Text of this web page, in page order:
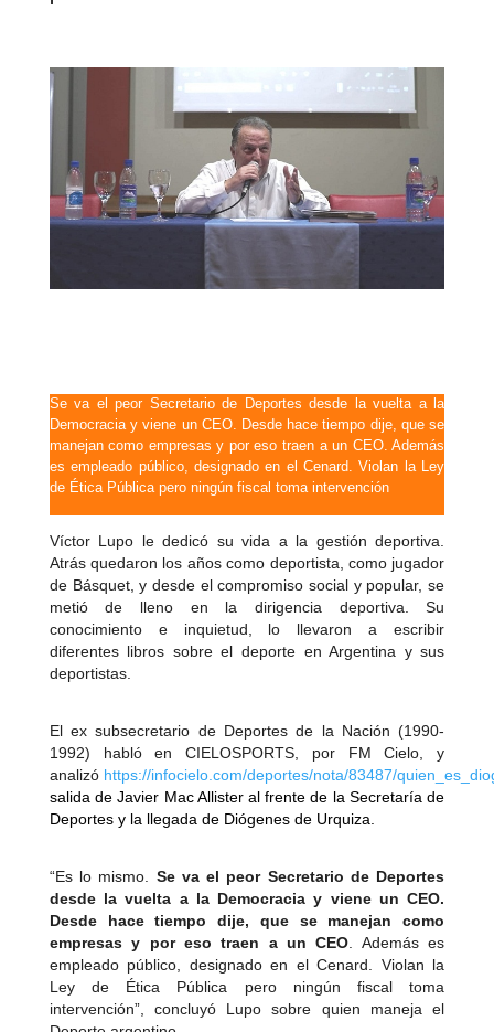
Se va el peor Secretario de Deportes desde la vuelta a la
Democracia y viene un CEO. Desde hace tiempo dije, que se
manejan como empresas y por eso traen a un CEO. Además
es empleado público, designado en el Cenard. Violan la Ley
de Ética Pública pero ningún fiscal toma intervención
Víctor Lupo le dedicó su vida a la gestión deportiva.
Atrás quedaron los años como deportista, como jugador
de Básquet, y desde el compromiso social y popular, se
metió de lleno en la dirigencia deportiva. Su
conocimiento e inquietud, lo llevaron a escribir
diferentes libros sobre el deporte en Argentina y sus
deportistas.
El ex subsecretario de Deportes de la Nación (1990-
1992) habló en CIELOSPORTS, por FM Cielo, y
analizó https://infocielo.com/deportes/nota/83487/
salida de Javier Mac Allister al frente de la Secretaría de
Deportes y la llegada de Diógenes de Urquiza.
“Es lo mismo. Se va el peor Secretario de Deportes
desde la vuelta a la Democracia y viene un CEO.
Desde hace tiempo dije, que se manejan como
empresas y por eso traen a un CEO . Además es
empleado público, designado en el Cenard. Violan la
Ley de Ética Pública pero ningún fiscal toma
intervención”, concluyó Lupo sobre quien maneja el